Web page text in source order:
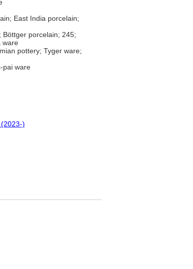
East India porcelain;
Böttger porcelain; 245;
ware
pottery; Tyger ware;
pai ware
)